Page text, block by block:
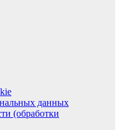
данных
(обработки